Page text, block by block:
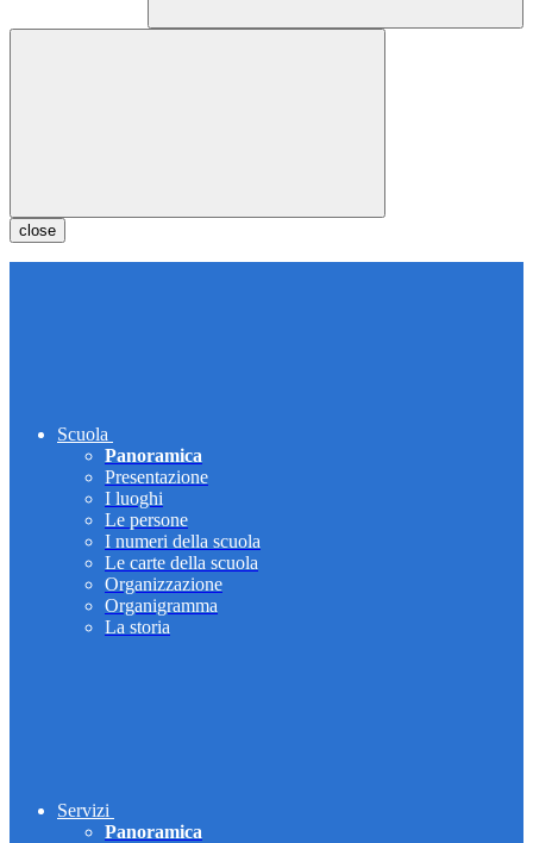
close
Scuola
Panoramica
Presentazione
I luoghi
Le persone
I numeri della scuola
Le carte della scuola
Organizzazione
Organigramma
La storia
Servizi
Panoramica